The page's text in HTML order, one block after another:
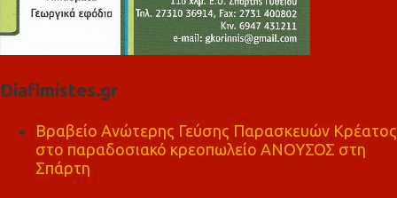
Diafimistes.gr
Βραβείο Ανώτερης Γεύσης Παρασκευών Κρέατος
στο παραδοσιακό κρεοπωλείο ΑΝΟΥΣΟΣ στη
Σπάρτη